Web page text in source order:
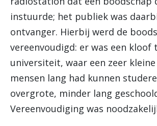
instuurde; het publiek was
ontvanger. Hierbij werd de
vereenvoudigd: er was een kloof
universiteit, waar een zeer
mensen lang had kunnen
overgrote, minder lang
Vereenvoudiging was